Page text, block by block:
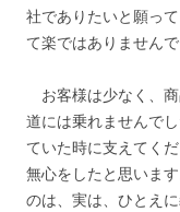
社でありたいと願っ
て楽ではありませんで
お客様は少なく、商
道には乗れませんで
ていた時に支えてく
無心をしたと思いま
のは、実は、ひとえ